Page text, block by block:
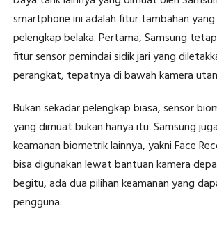
smartphone ini adalah fitur tambahan
pelengkap belaka. Pertama, Samsung
fitur sensor pemindai sidik jari yang
perangkat, tepatnya di bawah kamera
Bukan sekadar pelengkap biasa, sensor
yang dimuat bukan hanya itu. Samsung
keamanan biometrik lainnya, yakni Face
bisa digunakan lewat bantuan kamera
begitu, ada dua pilihan keamanan yang
pengguna.